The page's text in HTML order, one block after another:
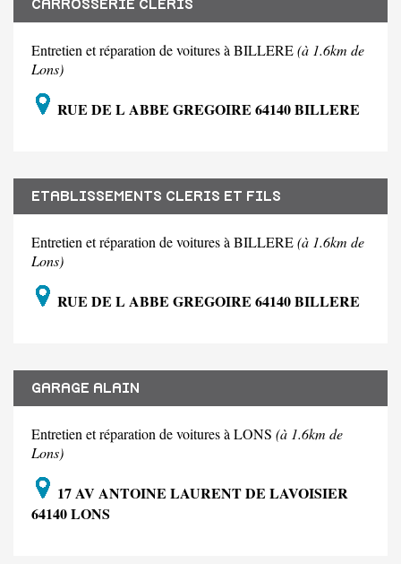
CARROSSERIE CLERIS
Entretien et réparation de voitures à BILLERE(à 1.6km de
Lons)
RUE DE L ABBE GREGOIRE 64140 BILLERE
ETABLISSEMENTS CLERIS ET FILS
Entretien et réparation de voitures à BILLERE(à 1.6km de
Lons)
RUE DE L ABBE GREGOIRE 64140 BILLERE
GARAGE ALAIN
Entretien et réparation de voitures à LONS (à 1.6km de
Lons)
17 AV ANTOINE LAURENT DE LAVOISIER
64140 LONS